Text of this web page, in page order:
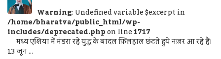
Warning: Undefined variable $excerpt in
/home/bharatva/public_html/wp-
includes/deprecated.phpon line1717
मध्य एशिया में मंडरा रहे युद्ध के बादल फ़िलहाल छंटते हुये नज़र आ रहे हैं।
13 जून ...